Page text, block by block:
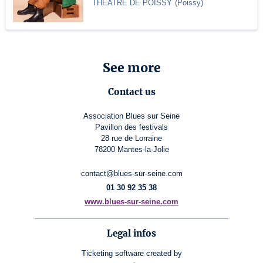
THEATRE DE POISSY (Poissy)
See more
Contact us
Association Blues sur Seine
Pavillon des festivals
28 rue de Lorraine
78200 Mantes-la-Jolie
contact@blues-sur-seine.com
01 30 92 35 38
www.blues-sur-seine.com
Legal infos
Ticketing software created by